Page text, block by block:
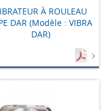
À ROULEAU
DAR (Modèle : VIBRA
DAR)